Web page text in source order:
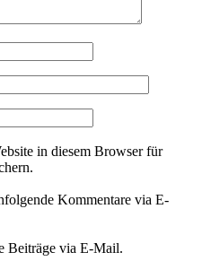
in diesem Browser für
Kommentare via E-
Beiträge via E-Mail.